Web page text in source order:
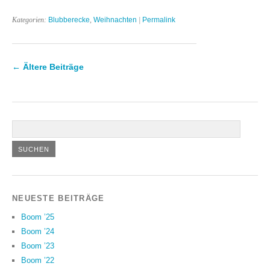
Kategorien: Blubberecke Weihnachten | Permalink
← Ältere Beiträge
NEUESTE BEITRÄGE
Boom ’25
Boom ’24
Boom ’23
Boom ’22